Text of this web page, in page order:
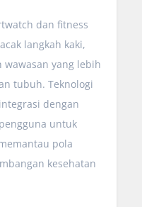
dan fitness
langkah kaki,
yang lebih
tubuh. Teknologi
dengan
untuk
pola
kesehatan